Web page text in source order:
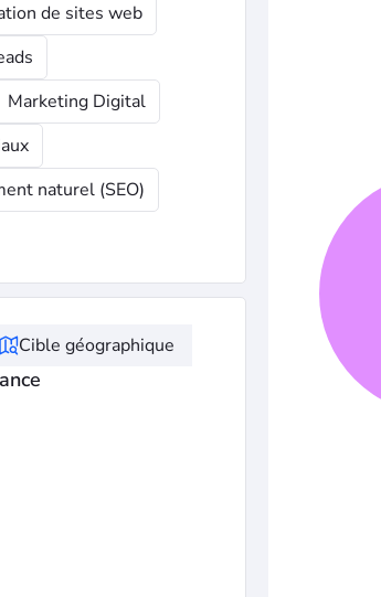
de sites web
Marketing Digital
naturel (SEO)
Cible géographique